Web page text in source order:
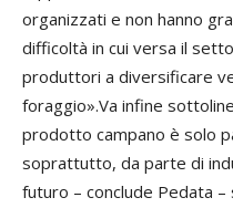
organizzati e non hanno
difficoltà in cui versa il
produttori a diversificare
foraggio».Va infine
prodotto campano è solo
soprattutto, da parte di
futuro – conclude Pedata